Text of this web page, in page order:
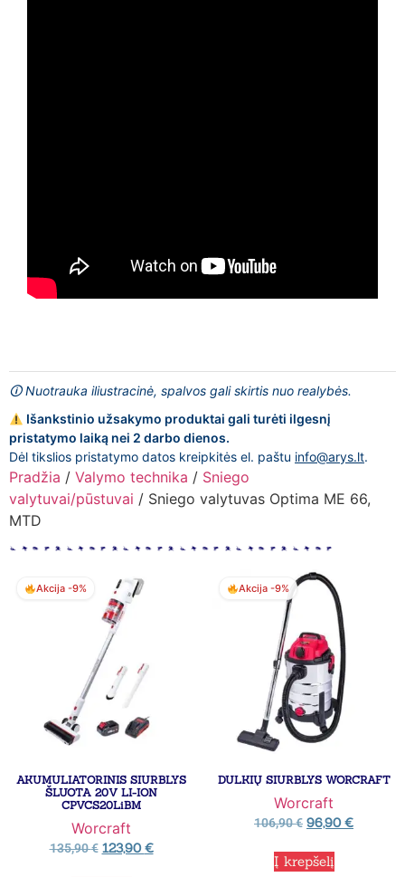
🛈 Nuotrauka iliustracinė, spalvos gali skirtis nuo realybės.
Išankstinio užsakymo produktai gali turėti ilgesnį
pristatymo laiką nei 2 darbo dienos.
Dėl tikslios pristatymo datos kreipkitės el. paštu info@arys.lt.
Pradžia / Valymo technika / Sniego
valytuvai/pūstuvai / Sniego valytuvas Optima ME 66,
MTD
Akcija -9%
AKUMULIATORINIS SIURBLYS
ŠLUOTA 20V LI-ION
CPVCS20LiBM
Worcraft
135,90€ 123,90€
Akcija -9%
DULKIŲ SIURBLYS WORCRAFT
Worcraft
106,90€ 96,90€
Į krepšelį